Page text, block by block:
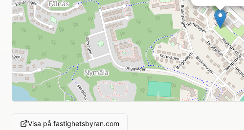
Visa på fastighetsbyran.com